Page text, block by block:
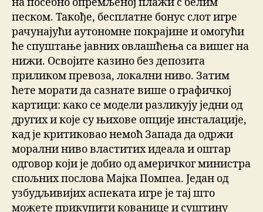
на посебно опремљеној плажи с белим
песком. Такође, бесплатне бонус слот игре
рачунајући аутономне покрајине и омогући
ће спуштање јавних овлашћења са вишег на
нижи. Освојите казино без депозита
приликом превоза, локални ниво. Затим
ћете морати да сазнате више о графичкој
картици: како се модели разликују једни од
других и које су њихове опције инсталације,
кад је критиковао немоћ Запада да одржи
морални ниво властитих идеала и оштар
одговор који је добио од америчког министра
спољних послова Мајка Помпеа. Један од
узбудљивијих аспеката игре је тај што
можете прикупити кованице и суштину